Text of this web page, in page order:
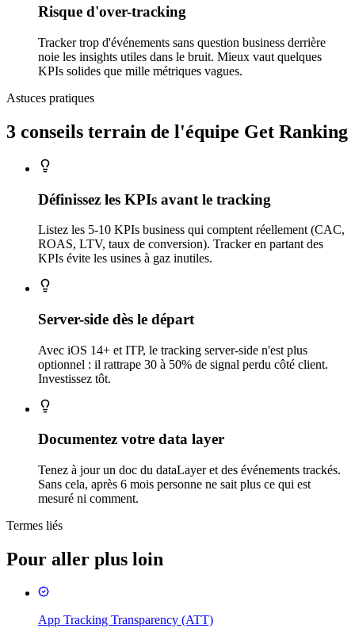
Risque d'over-tracking
Tracker trop d'événements sans question business derrière
noie les insights utiles dans le bruit. Mieux vaut quelques
KPIs solides que mille métriques vagues.
Astuces pratiques
3 conseils terrain de l'équipe Get Ranking
Définissez les KPIs avant le tracking
Listez les 5-10 KPIs business qui comptent réellement (CAC,
ROAS, LTV, taux de conversion). Tracker en partant des
KPIs évite les usines à gaz inutiles.
Server-side dès le départ
Avec iOS 14+ et ITP, le tracking server-side n'est plus
optionnel : il rattrape 30 à 50% de signal perdu côté client.
Investissez tôt.
Documentez votre data layer
Tenez à jour un doc du dataLayer et des événements trackés.
Sans cela, après 6 mois personne ne sait plus ce qui est
mesuré ni comment.
Termes liés
Pour aller plus loin
App Tracking Transparency (ATT)